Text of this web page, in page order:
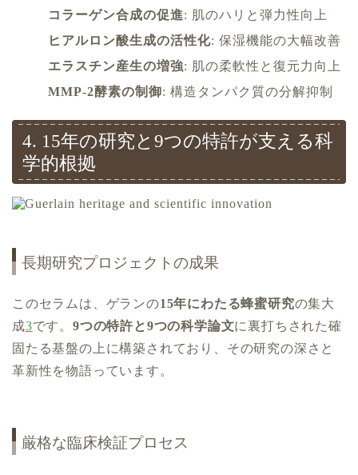
コラーゲン合成の促進: 肌のハリと弾力性向上
ヒアルロン酸生成の活性化: 保湿機能の大幅改善
エラスチン産生の増強: 肌の柔軟性と復元力向上
MMP-2酵素の制御: 構造タンパク質の分解抑制
4. 15年の研究と9つの特許が支える科
学的根拠
長期研究プロジェクトの成果
このセラムは、ゲランの15年にわたる蜂蜜研究の集大
成3です。9つの特許と9つの科学論文に裏打ちされた確
固たる基盤の上に構築されており、その研究の深さと
革新性を物語っています。
厳格な臨床検証プロセス